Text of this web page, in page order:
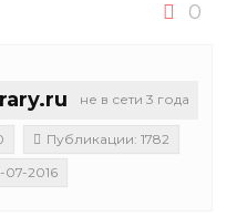
0
не в сети 3 года
Публикации: 1782
07-2016